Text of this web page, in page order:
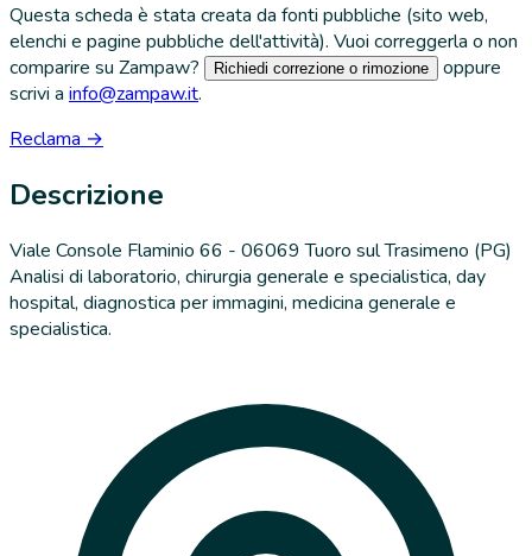
Questa scheda è stata creata da fonti pubbliche (sito web,
elenchi e pagine pubbliche dell'attività). Vuoi correggerla o non
comparire su Zampaw?
Richiedi correzione o rimozione
oppure
scrivi a info@zampaw.it.
Reclama →
Descrizione
Viale Console Flaminio 66 - 06069 Tuoro sul Trasimeno (PG)
Analisi di laboratorio, chirurgia generale e specialistica, day
hospital, diagnostica per immagini, medicina generale e
specialistica.